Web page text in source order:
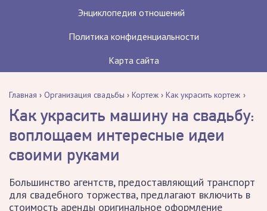
Энциклопедия отношений
Политика конфиденциальности
Карта сайта
Главная › Организация свадьбы › Кортеж › Как украсить кортеж
Как украсить машину на свадьбу:
воплощаем интересные идеи
своими руками
Большинство агентств, предоставляющий транспорт
для свадебного торжества, предлагают включить в
стоимость аренды оригинальное оформление